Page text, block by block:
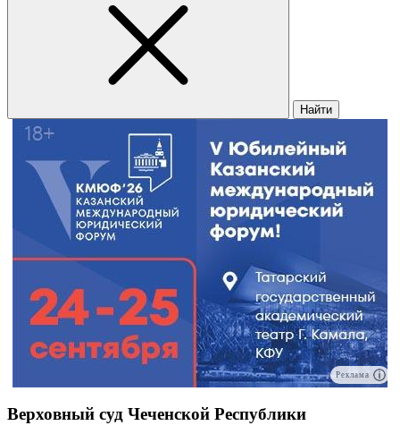
Найти
Реклама
Верховный суд Чеченской Республики